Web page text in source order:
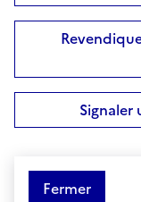
Signaler
Fermer